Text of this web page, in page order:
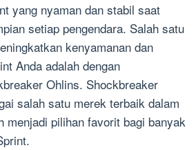
yang nyaman dan stabil saat
setiap pengendara. Salah satu
kenyamanan dan
Anda adalah dengan
Ohlins. Shockbreaker
salah satu merek terbaik dalam
menjadi pilihan favorit bagi banyak